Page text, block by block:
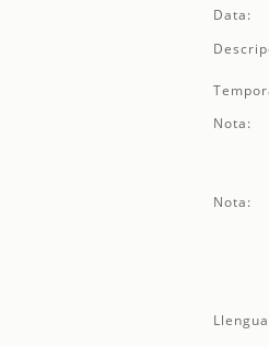
Data:
Nota:
Nota: